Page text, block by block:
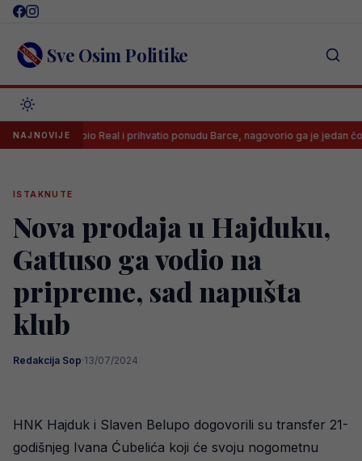
Skip
content Sve Osim Politike
NAJNOVIJE
odbio Real i prihvatio ponudu Barce, nagovorio ga je jedan čovjek čiji
ISTAKNUTE
Nova prodaja u Hajduku,
Gattuso ga vodio na
pripreme, sad napušta
klub
Redakcija Sop·13/07/2024
HNK Hajduk i Slaven Belupo dogovorili su transfer 21-
godišnjeg Ivana Ćubelića koji će svoju nogometnu